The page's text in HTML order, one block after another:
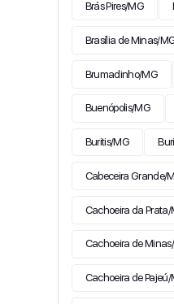
Brás Pires/MG
Brasília de Minas/
Brumadinho/MG
Buenópolis/MG
Buritis/MG
Cabeceira Grande/
Cachoeira da Prata/
Cachoeira de
Cachoeira de Pajeú/